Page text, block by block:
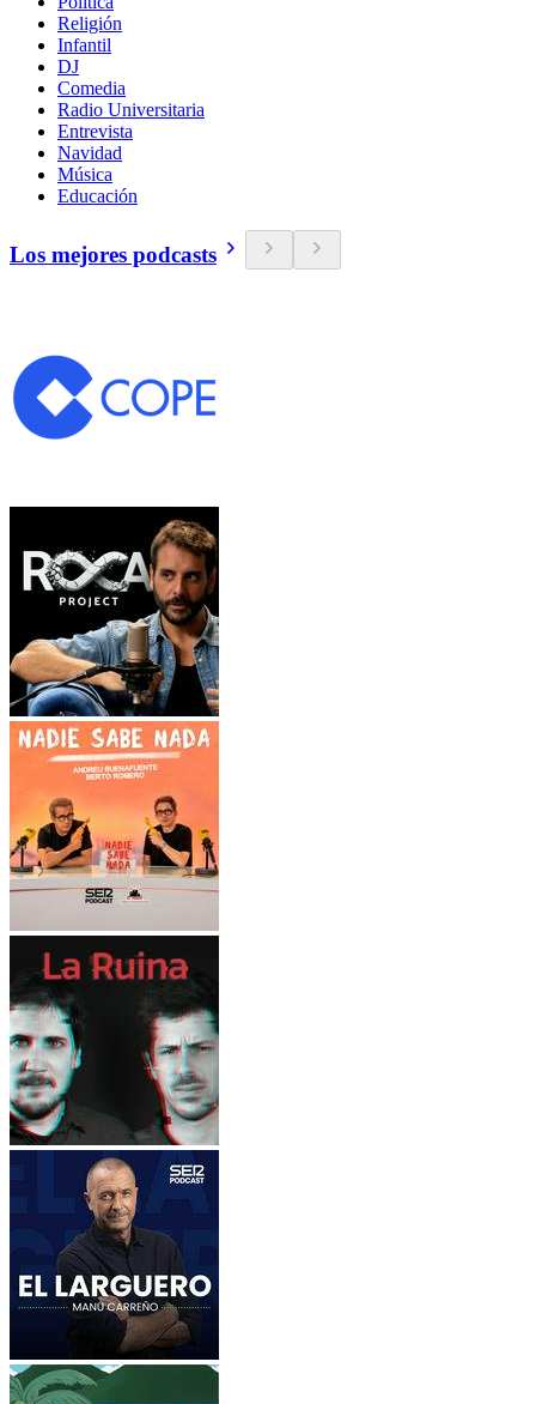
Religión
Infantil
DJ
Comedia
Radio Universitaria
Entrevista
Navidad
Música
Educación
Los mejores podcasts